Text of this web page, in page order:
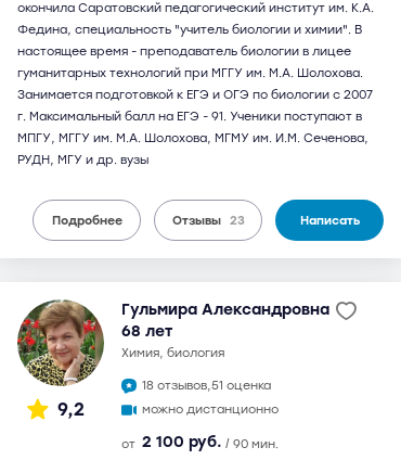
окончила Саратовский педагогический институт им. К.А.
Федина, специальность "учитель биологии и химии". В
настоящее время - преподаватель биологии в лицее
гуманитарных технологий при МГГУ им. М.А. Шолохова.
Занимается подготовкой к ЕГЭ и ОГЭ по биологии с 2007
г. Максимальный балл на ЕГЭ - 91. Ученики поступают в
МПГУ, МГГУ им. М.А. Шолохова, МГМУ им. И.М. Сеченова,
РУДН, МГУ и др. вузы
Подробнее Отзывы 23 Написать
9,2
Гульмира Александровна
68 лет
химия, биология
18 отзывов,51 оценка
можно дистанционно
от 2 100 руб. / 90 мин.